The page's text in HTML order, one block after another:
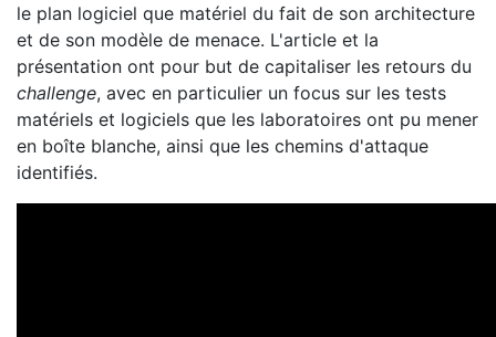
le plan logiciel que matériel du fait de son architecture
et de son modèle de menace. L'article et la
présentation ont pour but de capitaliser les retours du
challenge, avec en particulier un focus sur les tests
matériels et logiciels que les laboratoires ont pu mener
en boîte blanche, ainsi que les chemins d'attaque
identifiés.